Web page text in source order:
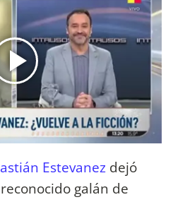
Estevanez dejó
galán de